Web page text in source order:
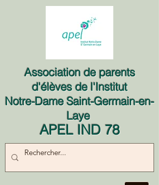
Association de parents
d'élèves de l'Institut
Notre-Dame Saint-Germain-en-
Laye
APEL IND 78